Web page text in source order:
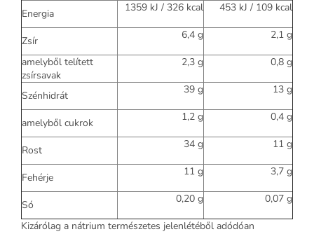
Energia 1359 kJ / 326 kcal 453 kJ / 109 kcal
Zsír 6,4 g 2,1 g
amelyből telített
zsírsavak
2,3 g 0,8 g
Szénhidrát 39 g 13 g
amelyből cukrok 1,2 g 0,4 g
Rost 34 g 11 g
Fehérje 11 g 3,7 g
Só 0,20 g 0,07 g
Kizárólag a nátrium természetes jelenlétéből adódóan